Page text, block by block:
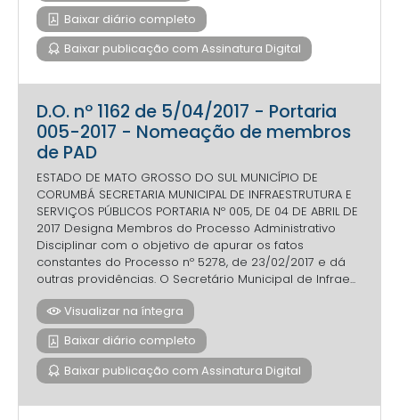
Baixar diário completo
Baixar publicação com Assinatura Digital
D.O. nº 1162 de 5/04/2017 - Portaria
005-2017 - Nomeação de membros
de PAD
ESTADO DE MATO GROSSO DO SUL MUNICÍPIO DE
CORUMBÁ SECRETARIA MUNICIPAL DE INFRAESTRUTURA E
SERVIÇOS PÚBLICOS PORTARIA Nº 005, DE 04 DE ABRIL DE
2017 Designa Membros do Processo Administrativo
Disciplinar com o objetivo de apurar os fatos
constantes do Processo nº 5278, de 23/02/2017 e dá
outras providências. O Secretário Municipal de Infrae...
Visualizar na íntegra
Baixar diário completo
Baixar publicação com Assinatura Digital